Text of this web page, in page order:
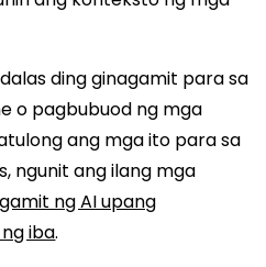
ding ginagamit para sa
o pagbubuod ng mga
ang mga ito para sa
ngunit ang ilang mga
ng AI upang
iba.